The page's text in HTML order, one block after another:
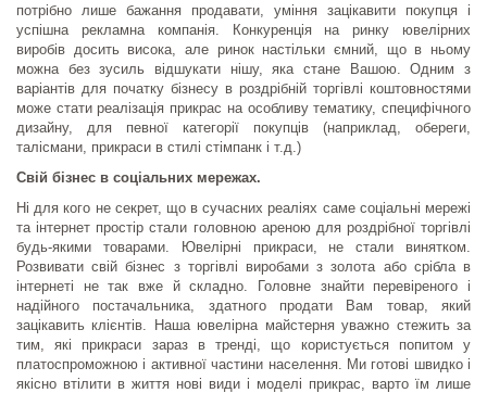
потрібно лише бажання продавати, уміння зацікавити покупця і
успішна рекламна компанія. Конкуренція на ринку ювелірних
виробів досить висока, але ринок настільки ємний, що в ньому
можна без зусиль відшукати нішу, яка стане Вашою. Одним з
варіантів для початку бізнесу в роздрібній торгівлі коштовностями
може стати реалізація прикрас на особливу тематику, специфічного
дизайну, для певної категорії покупців (наприклад, обереги,
талісмани, прикраси в стилі стімпанк і т.д.)
Свій бізнес в соціальних мережах.
Ні для кого не секрет, що в сучасних реаліях саме соціальні мережі
та інтернет простір стали головною ареною для роздрібної торгівлі
будь-якими товарами. Ювелірні прикраси, не стали винятком.
Розвивати свій бізнес з торгівлі виробами з золота або срібла в
інтернеті не так вже й складно. Головне знайти перевіреного і
надійного постачальника, здатного продати Вам товар, який
зацікавить клієнтів. Наша ювелірна майстерня уважно стежить за
тим, які прикраси зараз в тренді, що користується попитом у
платоспроможною і активної частини населення. Ми готові швидко і
якісно втілити в життя нові види і моделі прикрас, варто їм лише